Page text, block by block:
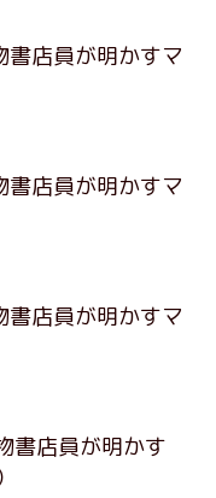
店員が明かすマ
店員が明かすマ
店員が明かすマ
店員が明かす